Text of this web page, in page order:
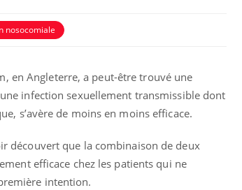
nosocomiale
en Angleterre, a peut-être trouvé une
infection sexuellement transmissible dont
s’avère de moins en moins efficace.
découvert que la combinaison de deux
efficace chez les patients qui ne
intention.
ou
la rend
En 2026, l'insuline dans le diabète de type 2
reste entourée d'idées reçues chez les
patients comme parfois chez les soignants.